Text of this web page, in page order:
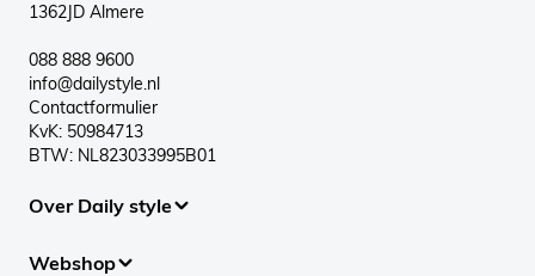
1362JD Almere
088 888 9600
info@dailystyle.nl
Contactformulier
KvK: 50984713
BTW: NL823033995B01
Over Daily style
Webshop